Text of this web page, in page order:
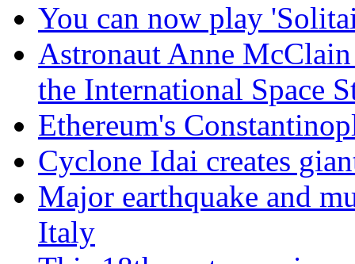
You can now play
Astronaut Anne
the International Space
Ethereum's
Cyclone Idai creates
Major earthquake and
Italy